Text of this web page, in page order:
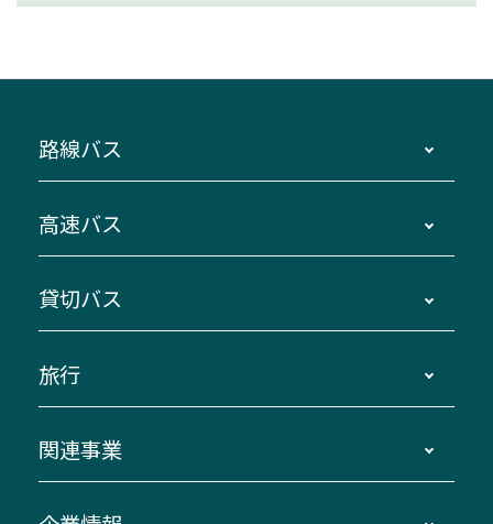
路線バス
主要停留所案内図・時刻表
路線バスのご利用方法
三重交通接近情報バスロケーションシステム
ダイヤ改正情報
迂回・休止について
臨時バスについて
高速バス
南紀・VISON～横浜・東京・埼玉
伊賀～名古屋
南紀～VISON～名古屋
湯の山温泉～名古屋
貸切バス
貸切バスのご利用について
お問い合わせ
旅行
貸切バス団体旅行
関連事業